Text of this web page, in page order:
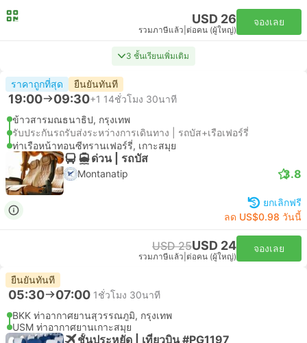
USD 26
รวมภาษีแล้ว ต่อคน (ผู้ใหญ่)
จองเลย
3 ชั้นเรียนเพิ่มเติม
ราคาถูกที่สุด ยืนยันทันที
19:00 09:30+1 14ชั่วโมง 30นาที
ข้าวสารมณธนาธิป, กรุงเทพ
รับประกันรถรับส่งระหว่างการเดินทาง | รถบัส+เรือเฟอร์รี่
ท่าเรือหน้าทอนซีทรานเฟอร์รี่, เกาะสมุย
ด่วน | รถบัส
Montanatip 3.8
ยกเลิกฟรี
ลด US$0.98 วันนี้
USD 25USD 24
รวมภาษีแล้ว ต่อคน (ผู้ใหญ่)
จองเลย
ยืนยันทันที
05:30 07:00 1ชั่วโมง 30นาที
BKK ท่าอากาศยานสุวรรณภูมิ, กรุงเทพ
USM ท่าอากาศยานเกาะสมุย
ชั้นประหยัด | เที่ยวบิน #PG1197